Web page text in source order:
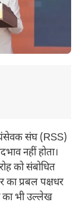
स्वयंसेवक संघ (RSS)
नहीं होता।
को संबोधित
प्रबल पक्षधर
का भी उल्लेख